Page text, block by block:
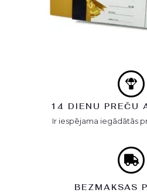
14 DIENU PREČU
Ir iespējama iegādātās
BEZMAKSAS